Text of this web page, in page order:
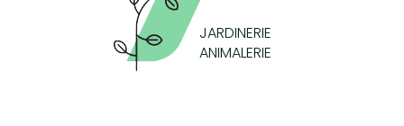
JARDINERIE
ANIMALERIE